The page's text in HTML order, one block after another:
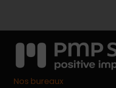
Nos bureaux